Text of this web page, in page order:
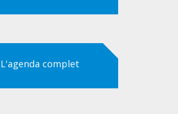
L'agenda complet